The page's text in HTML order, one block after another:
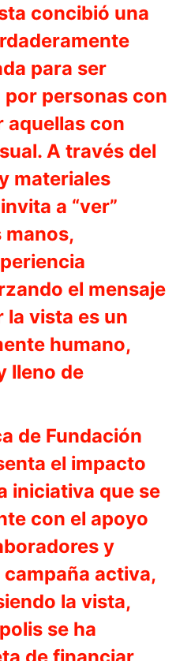
concibió una
para ser
personas con
aquellas con
A través del
materiales
a “ver”
manos,
el mensaje
la vista es un
humano,
lleno de
de Fundación
el impacto
iniciativa que se
con el apoyo
y
campaña activa,
la vista,
se ha